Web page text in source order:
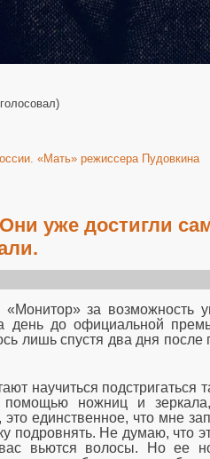
«Мать» режиссера Пудовкина
уже достигли
«Монитор» за возможность
до официальной
лишь спустя два дня после
научиться подстригаться
помощью ножниц и
единственное, что мне
подровнять. Не думаю, что
вьются волосы. Но ее